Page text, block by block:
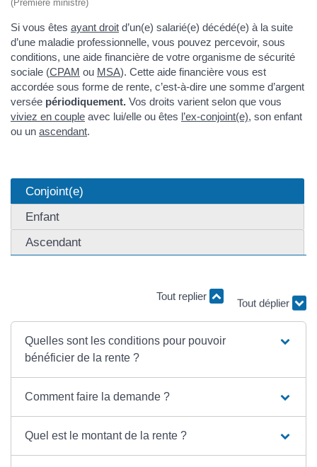
(Première ministre)
Si vous êtes ayant droit d’un(e) salarié(e) décédé(e) à la suite
d’une maladie professionnelle, vous pouvez percevoir, sous
conditions, une aide financière de votre organisme de sécurité
sociale (CPAM ou MSA). Cette aide financière vous est
accordée sous forme de rente, c’est-à-dire une somme d’argent
versée périodiquement. Vos droits varient selon que vous
viviez en couple avec lui/elle ou êtes l’ex-conjoint(e), son enfant
ou un ascendant.
Conjoint(e)
Enfant
Ascendant
Tout replier Tout déplier
Quelles sont les conditions pour pouvoir
bénéficier de la rente ?
Comment faire la demande ?
Quel est le montant de la rente ?